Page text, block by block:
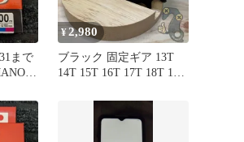
まで
0.8号
Multi
¥2,980
ブラック 固定ギア 13T
14T 15T 16T 17T 18T 19T
ピストバイク POLSO 固
定ギア スプロケット
7075アルミ CNC加工 ピ